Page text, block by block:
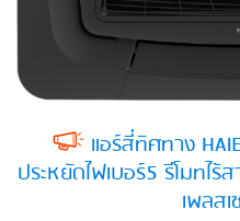
แอร์สี่ทิศทาง
ประหยัดไฟเบอร์5 รีโมทไ
เพลส